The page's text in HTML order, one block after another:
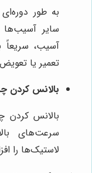
به طور
سایر
آسیب،
تعمیر یا
بالانس کردن
بالانس کردن
سرعت‌های
لاستیک‌ها را